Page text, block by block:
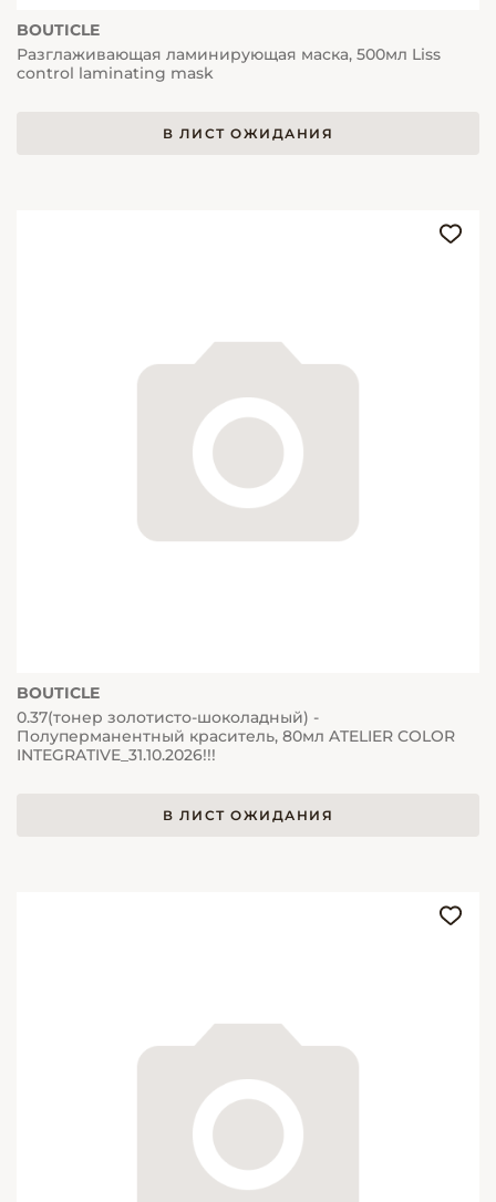
BOUTICLE
Разглаживающая ламинирующая маска, 500мл Liss
control laminating mask
В ЛИСТ ОЖИДАНИЯ
BOUTICLE
0.37(тонер золотисто-шоколадный) -
Полуперманентный краситель, 80мл ATELIER COLOR
INTEGRATIVE_31.10.2026!!!
В ЛИСТ ОЖИДАНИЯ